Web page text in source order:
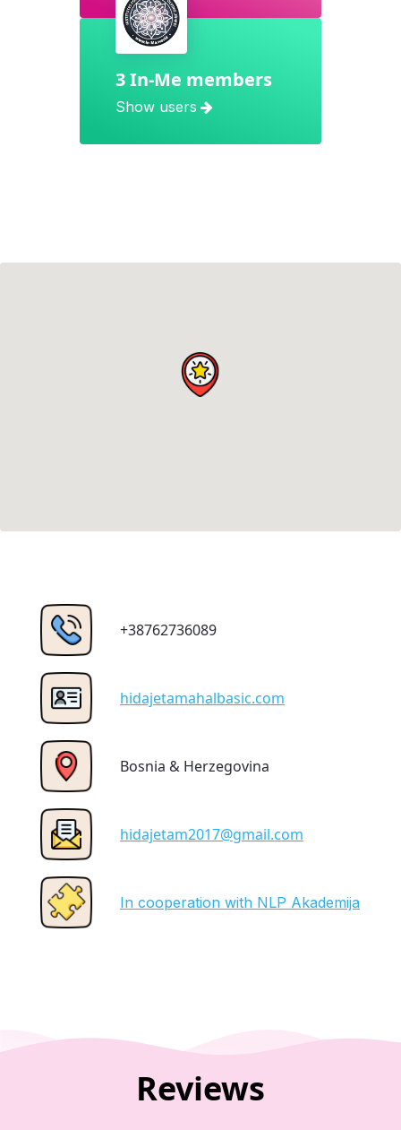
3 In-Me members
Show users
+38762736089
hidajetamahalbasic.com
Bosnia & Herzegovina
hidajetam2017@gmail.com
In cooperation with NLP Akademija
Reviews